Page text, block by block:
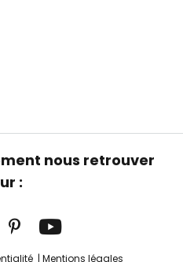
nous retrouver
:
Mentions légales